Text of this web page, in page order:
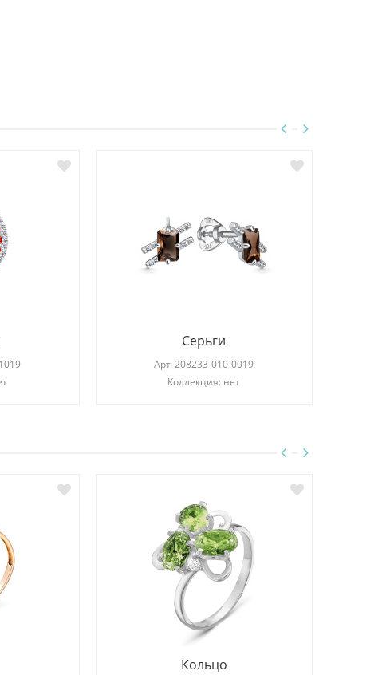
Серьги
Арт.208233-010-0019
Коллекция: нет
Кольцо